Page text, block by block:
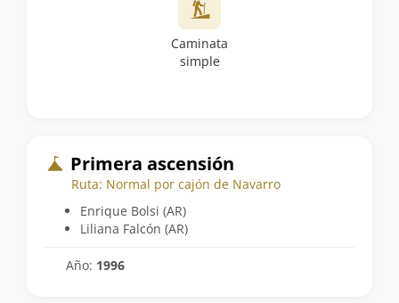
Caminata
simple
Primera ascensión
Ruta: Normal por cajón de Navarro
Enrique Bolsi (AR)
Liliana Falcón (AR)
Año: 1996